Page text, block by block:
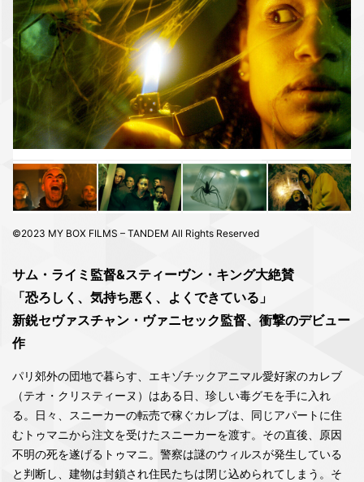
©2023 MY BOX FILMS – TANDEM All Rights Reserved
サム・ライミ監督&スティーヴン・キング大絶賛
「恐ろしく、気持ち悪く、よくできている」
新鋭セヴァスチャン・ヴァニセック監督、衝撃のデビュー
作
パリ郊外の団地で暮らす、エキゾチックアニマル愛好家のカレブ
（テオ・クリスティーヌ）はある日、珍しい毒グモを手に入れ
る。日々、スニーカーの転売で稼ぐカレブは、同じアパートに住
むトゥマニから注文を受けたスニーカーを渡す。その直後、原因
不明の死を遂げるトゥマニ。警察は謎のウィルスが発生している
と判断し、建物は封鎖され住民たちは閉じ込められてしまう。そ